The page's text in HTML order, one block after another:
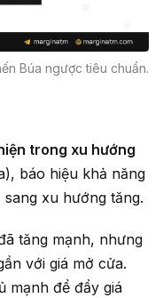
Búa ngược tiêu chuẩn.
trong xu hướng
báo hiệu khả năng
sang xu hướng tăng.
tăng mạnh, nhưng
với giá mở cửa.
mạnh để đẩy giá